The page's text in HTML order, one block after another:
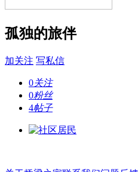
孤独的旅伴
加关注 写私信
0关注
0粉丝
4帖子